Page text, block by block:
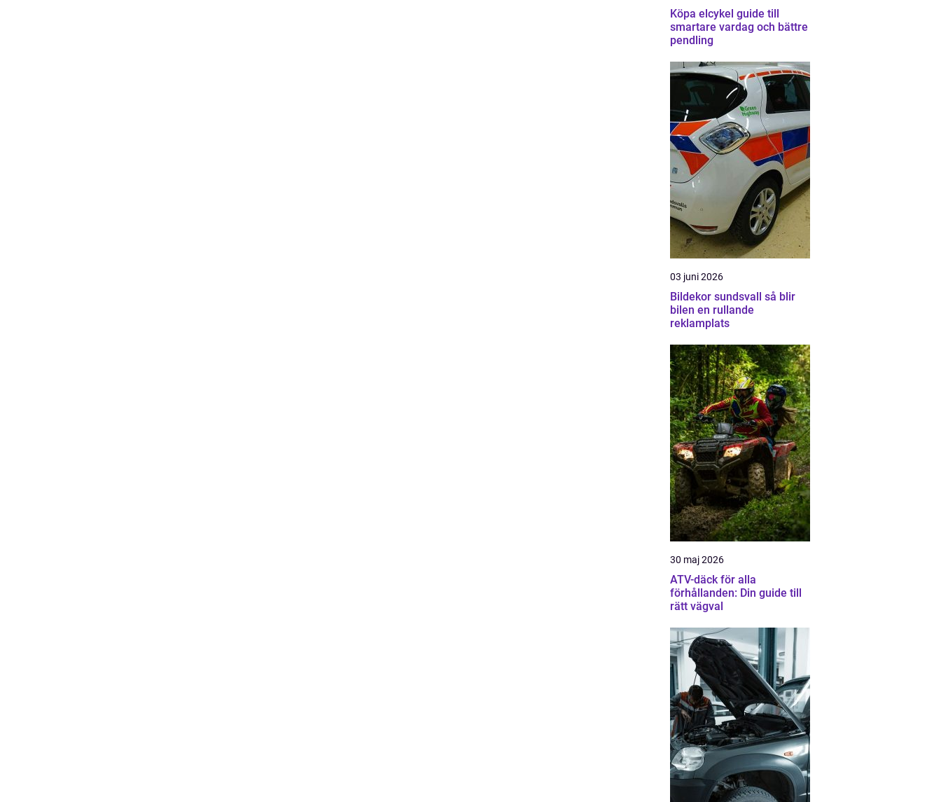
Köpa elcykel guide till
smartare vardag och bättre
pendling
03 juni 2026
Bildekor sundsvall så blir
bilen en rullande
reklamplats
30 maj 2026
ATV-däck för alla
förhållanden: Din guide till
rätt vägval